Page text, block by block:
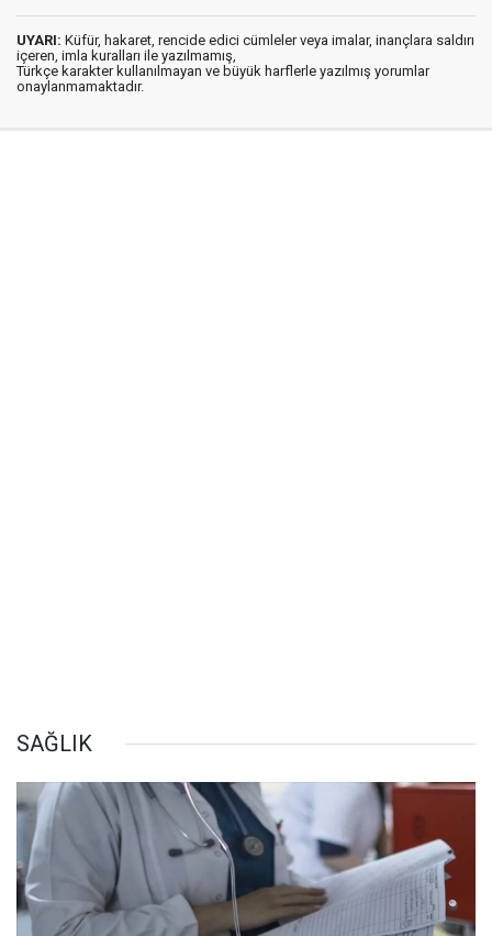
UYARI: Küfür, hakaret, rencide edici cümleler veya imalar, inançlara saldırı
içeren, imla kuralları ile yazılmamış,
Türkçe karakter kullanılmayan ve büyük harflerle yazılmış yorumlar
onaylanmamaktadır.
SAĞLIK